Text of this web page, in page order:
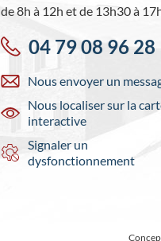
de 8h à 12h et de 13h30 à
04 79 08 96 28
Nous envoyer un
Nous localiser sur la
interactive
Signaler un
dysfonctionnement